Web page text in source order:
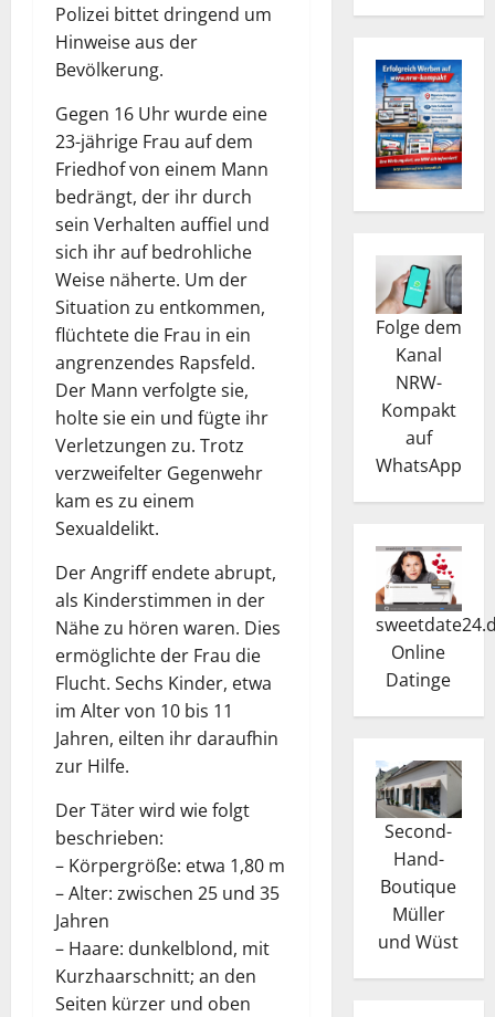
Polizei bittet dringend um
Hinweise aus der
Bevölkerung.
Gegen 16 Uhr wurde eine
23-jährige Frau auf dem
Friedhof von einem Mann
bedrängt, der ihr durch
sein Verhalten auffiel und
sich ihr auf bedrohliche
Weise näherte. Um der
Situation zu entkommen,
flüchtete die Frau in ein
angrenzendes Rapsfeld.
Der Mann verfolgte sie,
holte sie ein und fügte ihr
Verletzungen zu. Trotz
verzweifelter Gegenwehr
kam es zu einem
Sexualdelikt.
Der Angriff endete abrupt,
als Kinderstimmen in der
Nähe zu hören waren. Dies
ermöglichte der Frau die
Flucht. Sechs Kinder, etwa
im Alter von 10 bis 11
Jahren, eilten ihr daraufhin
zur Hilfe.
Der Täter wird wie folgt
beschrieben:
– Körpergröße: etwa 1,80 m
– Alter: zwischen 25 und 35
Jahren
– Haare: dunkelblond, mit
Kurzhaarschnitt; an den
Seiten kürzer und oben
Folge dem
Kanal
NRW-
Kompakt
auf
WhatsApp
Online
Datinge
Second-
Hand-
Boutique
Müller
und Wüst